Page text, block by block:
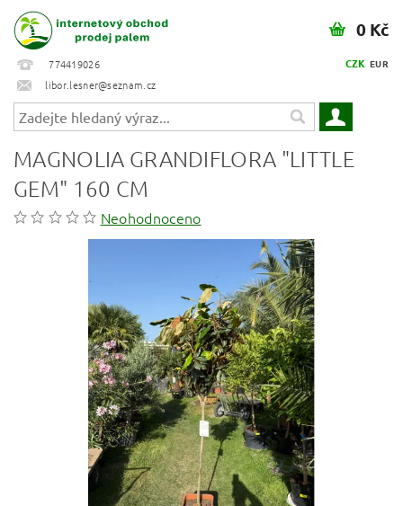
774419026
libor.lesner@seznam.cz
CZK EUR
0 Kč
MAGNOLIA GRANDIFLORA "LITTLE
GEM" 160 CM
Neohodnoceno